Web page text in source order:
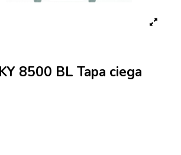
8500 BL Tapa ciega